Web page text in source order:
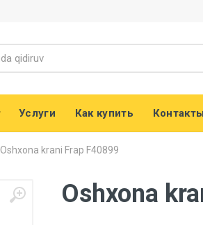
Услуги Как купить
Oshxona krani Frap F40899
Oshxona